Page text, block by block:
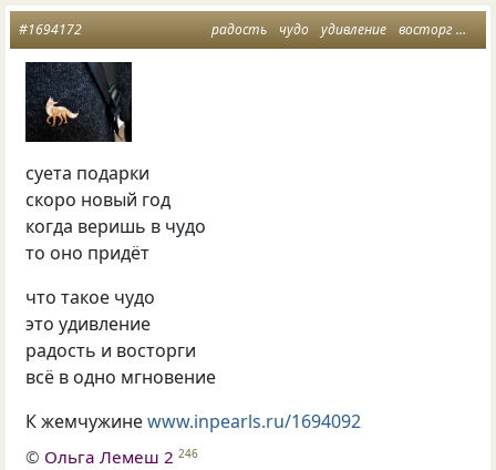
радость чудо удивление восторг
#1694172
суета подарки
скоро новый год
когда веришь в чудо
то оно придёт
что такое чудо
это удивление
радость и восторги
всё в одно мгновение
К жемчужинеwww.inpearls.ru/1694092
© Ольга Лемеш 2 246